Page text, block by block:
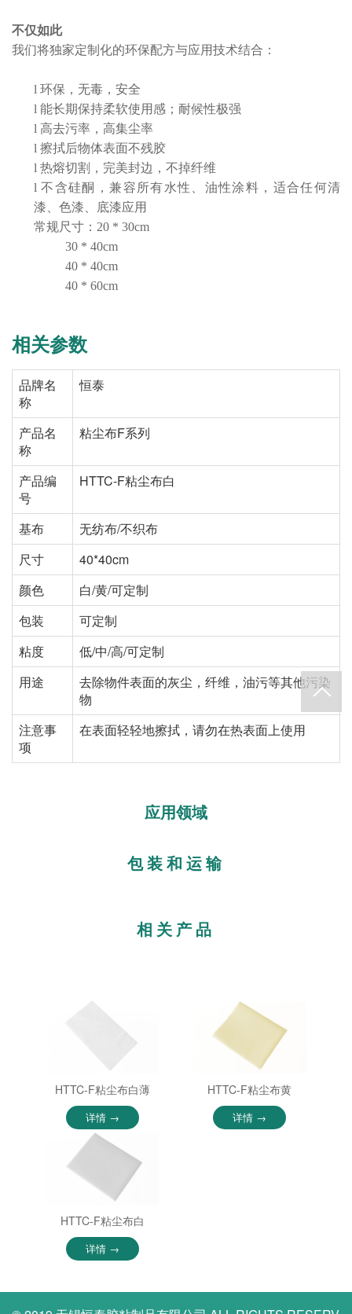
不仅如此
我们将独家定制化的环保配方与应用技术结合：
l 环保，无毒，安全
l 能长期保持柔软使用感；耐候性极强
l 高去污率，高集尘率
l 擦拭后物体表面不残胶
l 热熔切割，完美封边，不掉纤维
l不含硅酮，兼容所有水性、油性涂料，适合任何清
漆、色漆、底漆应用
常规尺寸： 20 * 30cm
30 * 40cm
40 * 40cm
40 * 60cm
相关参数
品牌名
称
恒泰
产品名
称
粘尘布F系列
产品编
号
HTTC-F粘尘布白
基布
无纺布/不织布
尺寸
40*40cm
颜色
白/黄/可定制
包装
可定制
粘度
低/中/高/可定制
用途
去除物件表面的灰尘，纤维，油污等其他污染
物
注意事
项
在表面轻轻地擦拭，请勿在热表面上使用
应用领域
包装和运输
相关产品
HTTC-F粘尘布白薄
详情 →
HTTC-F粘尘布黄
详情 →
HTTC-F粘尘布白
详情 →